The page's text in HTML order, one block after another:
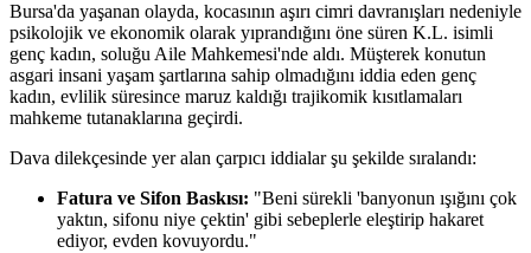
Bursa'da yaşanan olayda, kocasının aşırı cimri davranışları nedeniyle
psikolojik ve ekonomik olarak yıprandığını öne süren K.L. isimli
genç kadın, soluğu Aile Mahkemesi'nde aldı. Müşterek konutun
asgari insani yaşam şartlarına sahip olmadığını iddia eden genç
kadın, evlilik süresince maruz kaldığı trajikomik kısıtlamaları
mahkeme tutanaklarına geçirdi.
Dava dilekçesinde yer alan çarpıcı iddialar şu şekilde sıralandı:
Fatura ve Sifon Baskısı: "Beni sürekli 'banyonun ışığını çok
yaktın, sifonu niye çektin' gibi sebeplerle eleştirip hakaret
ediyor, evden kovuyordu."